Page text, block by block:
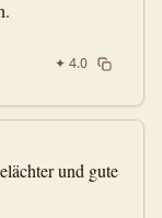
✦ 4.0
und gute